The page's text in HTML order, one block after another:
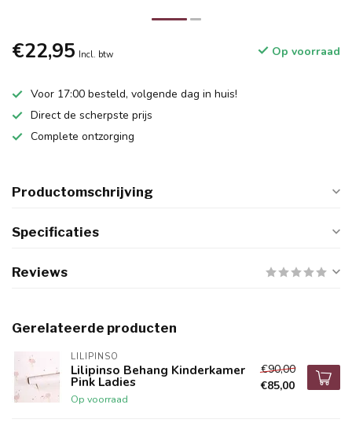
€22,95 Incl. btw Op voorraad
Voor 17:00 besteld, volgende dag in huis!
Direct de scherpste prijs
Complete ontzorging
Productomschrijving
Specificaties
Reviews
Gerelateerde producten
LILIPINSO
Lilipinso Behang Kinderkamer
Pink Ladies
Op voorraad
€90,00
€85,00